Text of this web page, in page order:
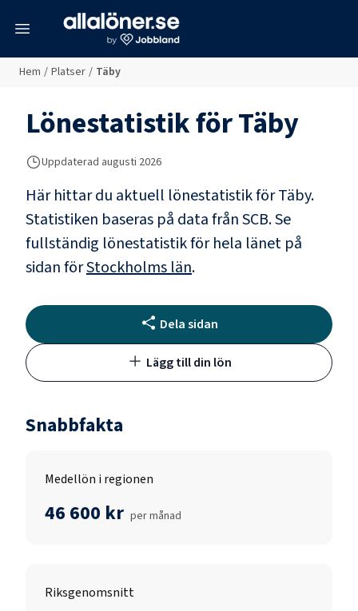
Hem / Platser / Täby
Lönestatistik förTäby
Uppdaterad augusti 2026
Här hittar du aktuell lönestatistik för Täby.
Statistiken baseras på data från SCB.Se
fullständig lönestatistik för hela länet på
sidan förStockholms län.
Dela sidan
Lägg till din lön
Snabbfakta
Medellön i regionen
46 600 kr per månad
Riksgenomsnitt